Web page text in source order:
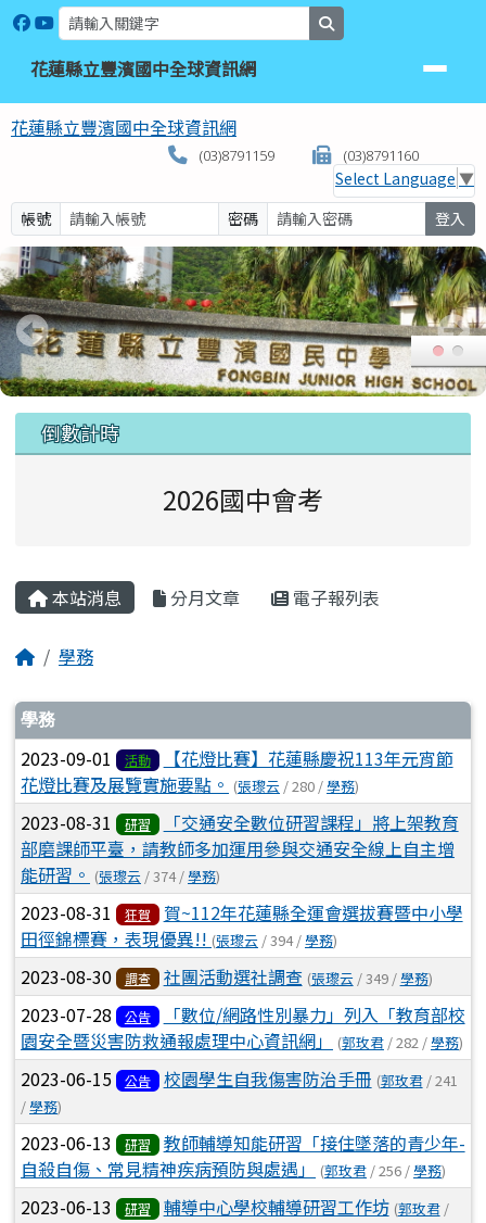
跳至主內容區
花蓮縣立豐濱國中全球資訊網
花蓮縣立豐濱國中全球資訊網
花蓮縣立豐濱國中全球資訊網
(03)8791159 (03)8791160
Select Language ▼
帳號
密碼 登入
上中區域內容
倒數計時
2026國中會考
主內容區域
本站消息 分月文章 電子報列表
回首頁
學務
文章列表
學務
2023-09-01 活動
【花燈比賽】花蓮縣慶祝113年元宵節
花燈比賽及展覽實施要點。 (張瓈云 / 280 /學務)
2023-08-31 研習
「交通安全數位研習課程」將上架教育
部磨課師平臺，請教師多加運用參與交通安全線上自主增
能研習。 (張瓈云 / 374 /學務)
2023-08-31 狂賀
賀~112年花蓮縣全運會選拔賽暨中小學
田徑錦標賽，表現優異!! (張瓈云 / 394 /學務)
2023-08-30 調查 社團活動選社調查 (張瓈云 / 349 /學務)
2023-07-28 公告
「數位/網路性別暴力」列入「教育部校
園安全暨災害防救通報處理中心資訊網」
(郭玫君 / 282 /學務)
2023-06-15 公告 校園學生自我傷害防治手冊 (郭玫君/ 241
/學務)
2023-06-13 研習
教師輔導知能研習「接住墜落的青少年-
自殺自傷、常見精神疾病預防與處遇」
(郭玫君 / 256 /學務)
2023-06-13 研習 輔導中心學校輔導研習工作坊 (郭玫君/
頁尾區域